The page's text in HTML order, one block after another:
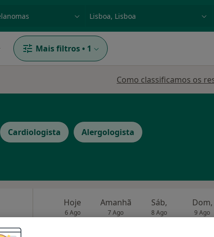
Mais filtros • 1
Como classificamos os
Cardiologista Alergologista
Hoje
6 Ago
Amanhã
7 Ago
Sáb,
8 Ago
Dom,
9 Ago